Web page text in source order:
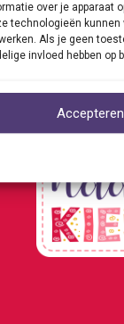
over je apparaat
technologieën
Als je geen
invloed hebben op
Accepteren
»